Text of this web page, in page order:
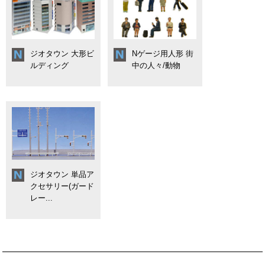
ジオタウン 大形ビ
ルディング
Nゲージ用人形 街
中の人々/動物
ジオタウン 単品ア
クセサリー(ガード
レー...